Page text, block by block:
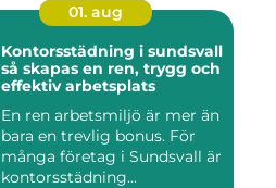
01. aug
Kontorsstädning i sundsvall
så skapas en ren, trygg och
effektiv arbetsplats
En ren arbetsmiljö är mer än
bara en trevlig bonus. För
många företag i Sundsvall är
kontorsstädning...